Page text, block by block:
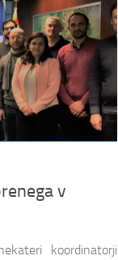
v
koordinatorji